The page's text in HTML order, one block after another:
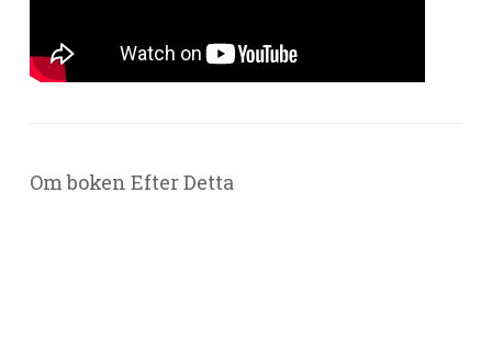
Om boken Efter Detta